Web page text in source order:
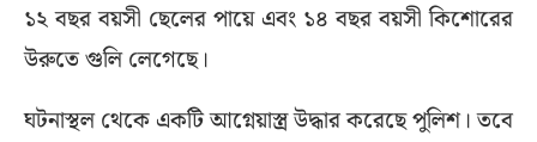
১২ বছর বয়সী ছেলের পায়ে এবং ১৪ বছর বয়সী কিশোরের
উরুতে গুলি লেগেছে।
ঘটনাস্থল থেকে একটি আগ্নেয়াস্ত্র উদ্ধার করেছে পুলিশ। তবে